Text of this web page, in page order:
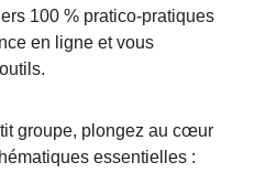
100 % pratico-pratiques
en ligne et vous
groupe, plongez au cœur
essentielles :